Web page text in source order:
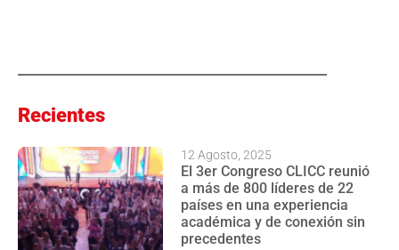
Recientes
El 3er Congreso CLICC reunió
a más de 800 líderes de 22
países en una experiencia
académica y de conexión sin
precedentes
12 Agosto, 2025